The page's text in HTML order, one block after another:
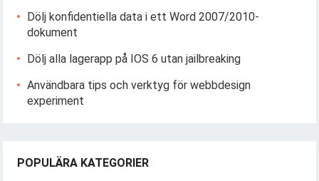
Dölj konfidentiella data i ett Word 2007/2010-
dokument
Dölj alla lagerapp på IOS 6 utan jailbreaking
Användbara tips och verktyg för webbdesign
experiment
POPULÄRA KATEGORIER